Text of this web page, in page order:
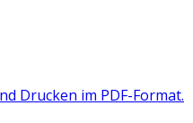
Drucken im PDF-Format.